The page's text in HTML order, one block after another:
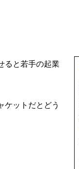
ると若手の起業
ケットだとどう